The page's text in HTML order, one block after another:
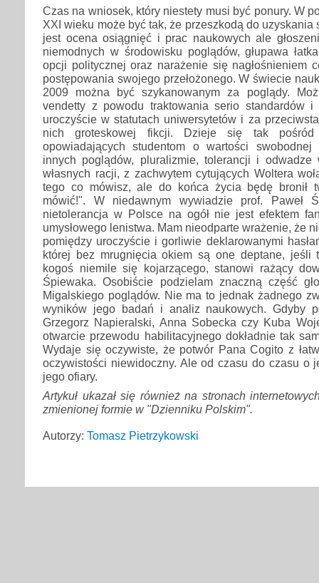
Czas na wniosek, który niestety musi być ponury. W
XXI wieku może być tak, że przeszkodą do
jest ocena osiągnięć i prac naukowych ale
niemodnych w środowisku poglądów, głupawa
opcji politycznej oraz narażenie się nagłośnieniem
postępowania swojego przełożonego. W świecie
2009 można być szykanowanym za poglądy.
vendetty z powodu traktowania serio standardów i
uroczyście w statutach uniwersytetów i za
nich groteskowej fikcji. Dzieje się tak
opowiadających studentom o wartości
innych poglądów, pluralizmie, tolerancji i odwadze
własnych racji, z zachwytem cytujących Woltera
tego co mówisz, ale do końca życia będę bronił
mówić!". W niedawnym wywiadzie prof. Paweł
nietolerancja w Polsce na ogół nie jest efektem
umysłowego lenistwa. Mam nieodparte wrażenie, że
pomiędzy uroczyście i gorliwie deklarowanymi
której bez mrugnięcia okiem są one deptane, jeśli
kogoś niemile się kojarzącego, stanowi rażący
Śpiewaka. Osobiście podzielam znaczną część
Migalskiego poglądów. Nie ma to jednak żadnego
wyników jego badań i analiz naukowych. Gdyby
Grzegorz Napieralski, Anna Sobecka czy Kuba
otwarcie przewodu habilitacyjnego dokładnie tak
Wydaje się oczywiste, że potwór Pana Cogito z
oczywistości niewidoczny. Ale od czasu do czasu o
jego ofiary.
Artykuł ukazał się również na stronach
zmienionej formie w "Dzienniku Polskim".
Autorzy: Tomasz Pietrzykowski